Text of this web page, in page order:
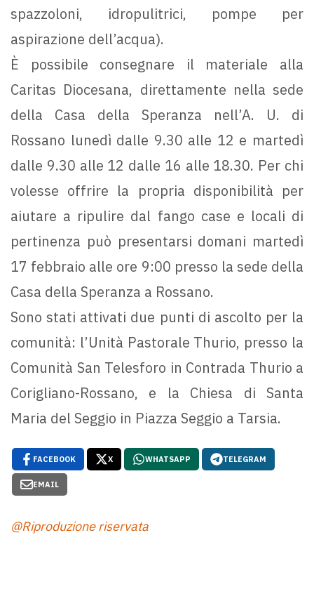
spazzoloni, idropulitrici, pompe per
aspirazione dell’acqua).
È possibile consegnare il materiale alla
Caritas Diocesana, direttamente nella sede
della Casa della Speranza nell’A. U. di
Rossano lunedì dalle 9.30 alle 12 e martedì
dalle 9.30 alle 12 dalle 16 alle 18.30. Per chi
volesse offrire la propria disponibilità per
aiutare a ripulire dal fango case e locali di
pertinenza può presentarsi domani martedì
17 febbraio alle ore 9:00 presso la sede della
Casa della Speranza a Rossano.
Sono stati attivati due punti di ascolto per la
comunità: l’Unità Pastorale Thurio, presso la
Comunità San Telesforo in Contrada Thurio a
Corigliano-Rossano, e la Chiesa di Santa
Maria del Seggio in Piazza Seggio a Tarsia.
FACEBOOK X WHATSAPP TELEGRAM
EMAIL
@Riproduzione riservata